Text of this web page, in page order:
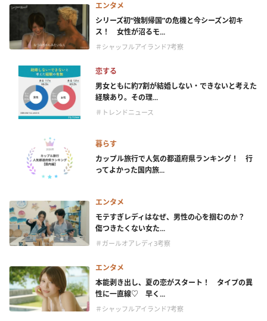
エンタメ
シリーズ初“強制帰国”の危機と今シーズン初キ
ス！ 女性が沼るモ...
＃シャッフルアイランド7考察
恋する
男女ともに約7割が結婚しない・できないと考えた
経験あり。その理...
＃トレンドニュース
暮らす
カップル旅行で人気の都道府県ランキング！ 行
ってよかった国内旅...
エンタメ
モテすぎレディはなぜ、男性の心を掴むのか？
傷つきたくない女た...
＃ガールオアレディ3考察
エンタメ
本能剥き出し、夏の恋がスタート！ タイプの異
性に一直線♡ 早く...
＃シャッフルアイランド7考察